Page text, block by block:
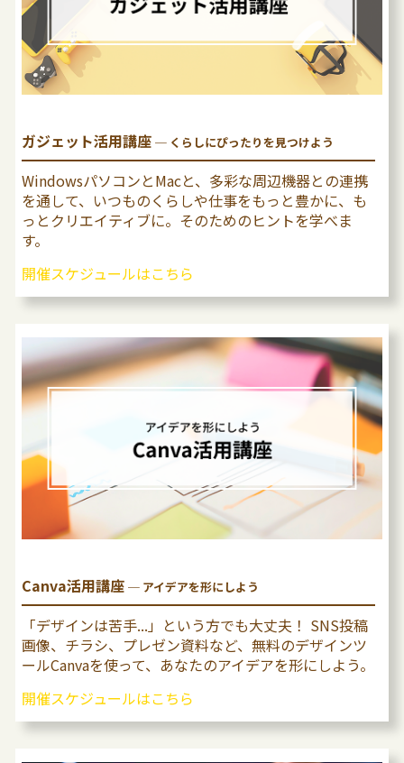
ガジェット活用講座─ くらしにぴったりを⾒つけよう
WindowsパソコンとMacと、多彩な周辺機器との連携
を通して、いつものくらしや仕事をもっと豊かに、も
っとクリエイティブに。そのためのヒントを学べま
す。
開催スケジュールはこちら
Canva活用講座─ アイデアを形にしよう
「デザインは苦⼿...」という⽅でも⼤丈夫！ SNS投稿
画像、チラシ、プレゼン資料など、無料のデザインツ
ールCanvaを使って、あなたのアイデアを形にしよう。
開催スケジュールはこちら